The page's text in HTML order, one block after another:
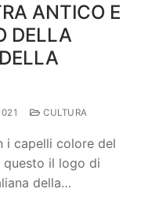
ANTICO E
DELLA
CULTURA
i capelli colore del
questo il logo di
della…